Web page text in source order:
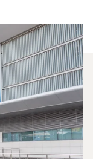
Jetet
Mallorca
300 és a